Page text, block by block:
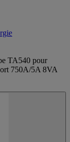
TA540 pour
750A/5A 8VA